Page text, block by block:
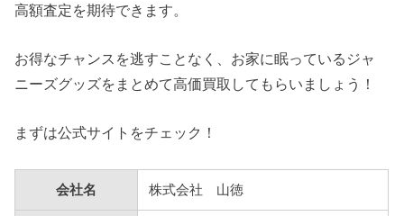
高額査定を期待できます。
お得なチャンスを逃すことなく、お家に眠っているジャ
ニーズグッズをまとめて高価買取してもらいましょう！
まずは公式サイトをチェック！
会社名 株式会社 山徳